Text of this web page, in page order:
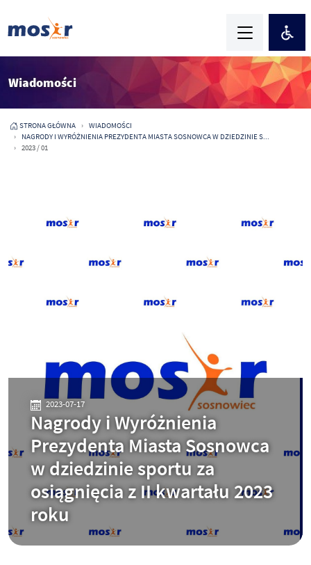
Wiadomości
STRONA GŁÓWNA
WIADOMOŚCI
NAGRODY I WYRÓŻNIENIA PREZYDENTA MIASTA SOSNOWCA W DZIEDZINIE S...
2023 / 01
2023-07-17
Nagrody i Wyróżnienia
Prezydenta Miasta Sosnowca
w dziedzinie sportu za
osiągnięcia z II kwartału 2023
roku